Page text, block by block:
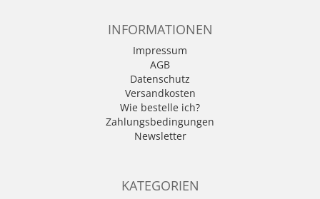
INFORMATIONEN
Impressum
AGB
Datenschutz
Versandkosten
Wie bestelle ich?
Zahlungsbedingungen
Newsletter
KATEGORIEN